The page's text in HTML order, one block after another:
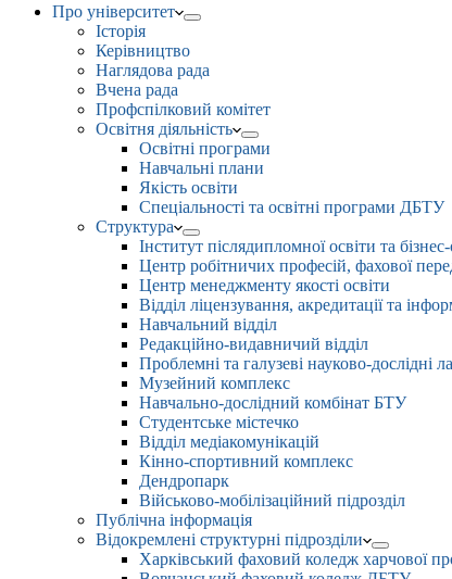
Про університет
Історія
Керівництво
Наглядова рада
Вчена рада
Профспілковий комітет
Освітня діяльність
Освітні програми
Навчальні плани
Якість освіти
Спеціальності та освітні програми ДБТУ
Структура
Інститут післядипломної освіти та бізнес-
Центр робітничих професій, фахової
Центр менеджменту якості освіти
Відділ ліцензування, акредитації та
Навчальний відділ
Редакційно-видавничий відділ
Проблемні та галузеві науково-дослідні
Музейний комплекс
Навчально-дослідний комбінат БТУ
Студентське містечко
Відділ медіакомунікацій
Кінно-спортивний комплекс
Дендропарк
Військово-мобілізаційний підрозділ
Публічна інформація
Відокремлені структурні підрозділи
Харківський фаховий коледж харчової